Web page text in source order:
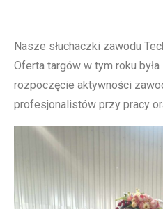
Nasze słuchaczki zawodu
Oferta targów w tym roku
rozpoczęcie aktywności
profesjonalistów przy pracy